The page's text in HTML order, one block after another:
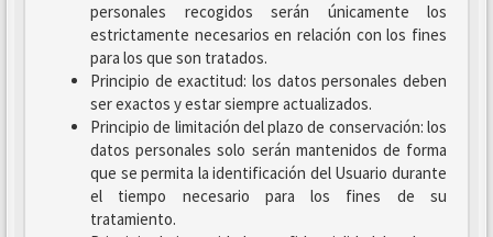
personales recogidos serán únicamente los
estrictamente necesarios en relación con los fines
para los que son tratados.
Principio de exactitud: los datos personales deben
ser exactos y estar siempre actualizados.
Principio de limitación del plazo de conservación: los
datos personales solo serán mantenidos de forma
que se permita la identificación del Usuario durante
el tiempo necesario para los fines de su
tratamiento.